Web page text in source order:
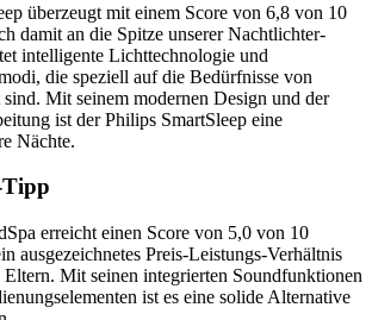
überzeugt mit einem Score von 6,8 von 10
damit an die Spitze unserer Nachtlichter-
intelligente Lichttechnologie und
die speziell auf die Bedürfnisse von
Mit seinem modernen Design und der
ist der Philips SmartSleep eine
Nächte.
Tipp
erreicht einen Score von 5,0 von 10
ausgezeichnetes Preis-Leistungs-Verhältnis
Mit seinen integrierten Soundfunktionen
ist es eine solide Alternative